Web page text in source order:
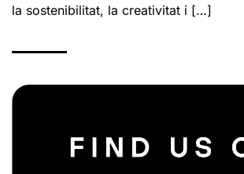
la sostenibilitat, la creativitat i […]